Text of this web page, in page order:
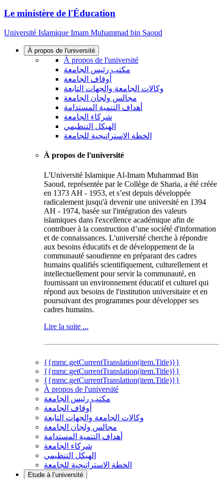
Le ministère de l'Éducation
Université Islamique Imam Muhammad bin Saoud
À propos de l'université
À propos de l'université
مكتب رئيس الجامعة
أوقاف الجامعة
وكالات الجامعة والجهات التابعة
مجالس ولجان الجامعة
أهداف التنمية المستدامة
شركاء الجامعة
الهيكل التنظيمي
الخطة الاستراتيجية للجامعة
À propos de l'université
L'Université Islamique Al-Imam Muhammad Bin
Saoud, représentée par le Collège de Sharia, a été créée
en 1373 AH - 1953, et s’est depuis développée
radicalement jusqu'à devenir une université en 1394
AH - 1974, basée sur l'intégration des valeurs
islamiques dans l'excellence académique afin de
contribuer à la construction d’une société d'information
et de connaissances. L'université cherche à répondre
aux besoins éducatifs et de développement de la
communauté saoudienne en préparant des cadres
humains qualifiés scientifiquement, culturellement et
intellectuellement pour servir la communauté, en
fournissant un environnement éducatif et culturel qui
répond aux besoins de l'institution universitaire et en
poursuivant des programmes pour développer ses
cadres humains.
Lire la suite ...
{{mmc.getCurrentTranslation(item.Title)}}
{{mmc.getCurrentTranslation(item.Title)}}
{{mmc.getCurrentTranslation(item.Title)}}
À propos de l'université
مكتب رئيس الجامعة
أوقاف الجامعة
وكالات الجامعة والجهات التابعة
مجالس ولجان الجامعة
أهداف التنمية المستدامة
شركاء الجامعة
الهيكل التنظيمي
الخطة الاستراتيجية للجامعة
Etude à l’université